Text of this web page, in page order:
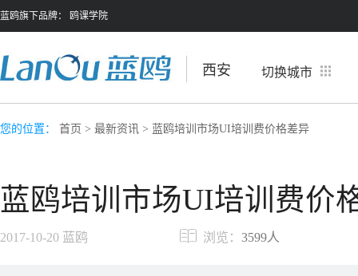
蓝鸥旗下品牌： 鸥课学院
西安 切换城市
您的位置： 首页 > 最新资讯 > 蓝鸥培训市场UI培训费价格差异
蓝鸥培训市场UI培训费价
2017-10-20 蓝鸥 3599人
浏览：